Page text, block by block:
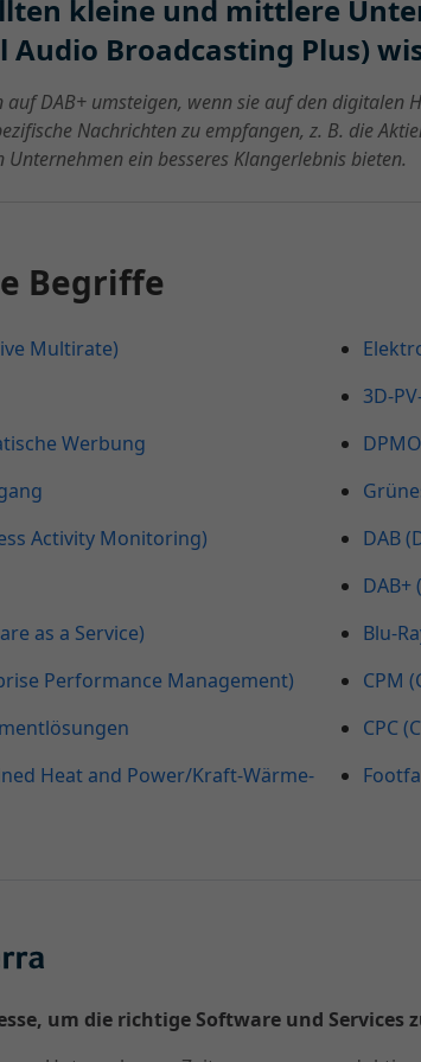
kleine und mittlere
Audio Broadcasting Plus)
auf DAB+ umsteigen, wenn sie auf den digitalen
Nachrichten zu empfangen, z. B. die
Unternehmen ein besseres Klangerlebnis bieten.
Begriffe
Multirate)
Werbung
Activity Monitoring)
as a Service)
Performance Management)
Heat and Power/Kraft-Wärme-
3D-
DAB
Blu-
CPM
CPC
um die richtige Software und Services